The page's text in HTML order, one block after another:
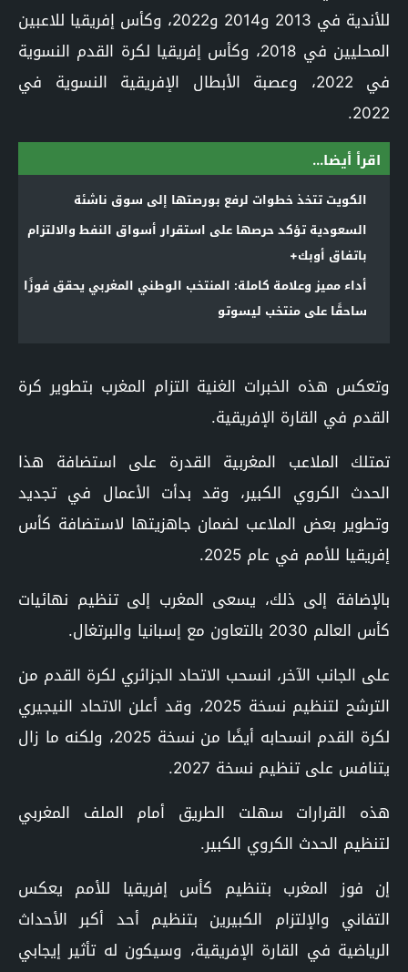
للأندية في 2013 و2014 و2022، وكأس إفريقيا للاعبين
المحليين في 2018، وكأس إفريقيا لكرة القدم النسوية
في 2022، وعصبة الأبطال الإفريقية النسوية في
2022.
اقرأ أيضا...
الكويت تتخذ خطوات لرفع بورصتها إلى سوق ناشئة
السعودية تؤكد حرصها على استقرار أسواق النفط والالتزام
باتفاق أوبك+
أداء مميز وعلامة كاملة: المنتخب الوطني المغربي يحقق فوزًا
ساحقًا على منتخب ليسوتو
وتعكس هذه الخبرات الغنية التزام المغرب بتطوير كرة
القدم في القارة الإفريقية.
تمتلك الملاعب المغربية القدرة على استضافة هذا
الحدث الكروي الكبير، وقد بدأت الأعمال في تجديد
وتطوير بعض الملاعب لضمان جاهزيتها لاستضافة كأس
إفريقيا للأمم في عام 2025.
بالإضافة إلى ذلك، يسعى المغرب إلى تنظيم نهائيات
كأس العالم 2030 بالتعاون مع إسبانيا والبرتغال.
على الجانب الآخر، انسحب الاتحاد الجزائري لكرة القدم من
الترشح لتنظيم نسخة 2025، وقد أعلن الاتحاد النيجيري
لكرة القدم انسحابه أيضًا من نسخة 2025، ولكنه ما زال
يتنافس على تنظيم نسخة 2027.
هذه القرارات سهلت الطريق أمام الملف المغربي
لتنظيم الحدث الكروي الكبير.
إن فوز المغرب بتنظيم كأس إفريقيا للأمم يعكس
التفاني والإلتزام الكبيرين بتنظيم أحد أكبر الأحداث
الرياضية في القارة الإفريقية، وسيكون له تأثير إيجابي